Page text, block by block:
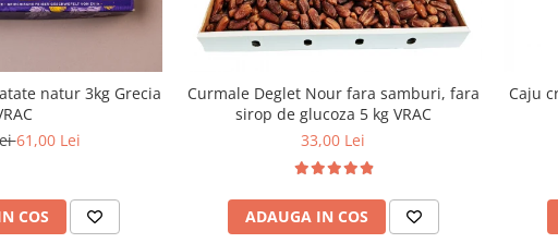
natur 3kg Grecia
61,00 Lei
COS
Curmale Deglet Nour fara samburi, fara
sirop de glucoza 5 kg VRAC
33,00 Lei
ADAUGA IN COS
Caju